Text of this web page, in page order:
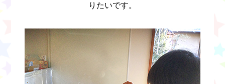
りたいです。